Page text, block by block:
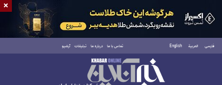
فارسی العربية English تماس با ما درباره ما تبلیغات آرشیو
پنجشنبه ۱۵ مرداد ۱۴۰۵
×